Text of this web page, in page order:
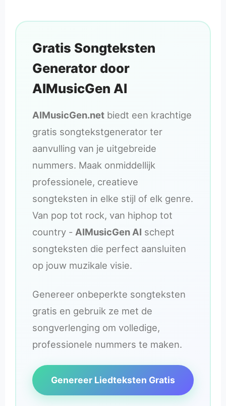
Gratis Songteksten
Generator door
AIMusicGen AI
AIMusicGen.net biedt een krachtige
gratis songtekstgenerator ter
aanvulling van je uitgebreide
nummers. Maak onmiddellijk
professionele, creatieve
songteksten in elke stijl of elk genre.
Van pop tot rock, van hiphop tot
country - AIMusicGen AI schept
songteksten die perfect aansluiten
op jouw muzikale visie.
Genereer onbeperkte songteksten
gratis en gebruik ze met de
songverlenging om volledige,
professionele nummers te maken.
Genereer Liedteksten Gratis